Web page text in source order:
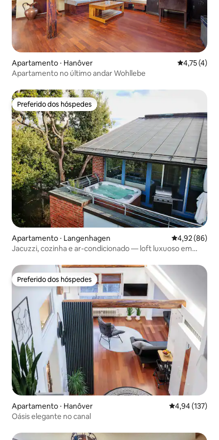
Apartamento ⋅ Hanôver 4,75 de
4,75 (4)
Apartamento no último andar Wohllebe
Preferido dos hóspedes
Preferido dos hóspedes
Apartamento ⋅ Langenhagen 4,92 de uma
4,92 (86)
Jacuzzi, cozinha e ar-condicionado — loft luxuoso em
Preferido dos hóspedes
Preferido dos hóspedes
Apartamento ⋅ Hanôver 4,94 de uma
4,94 (137)
Oásis elegante no canal